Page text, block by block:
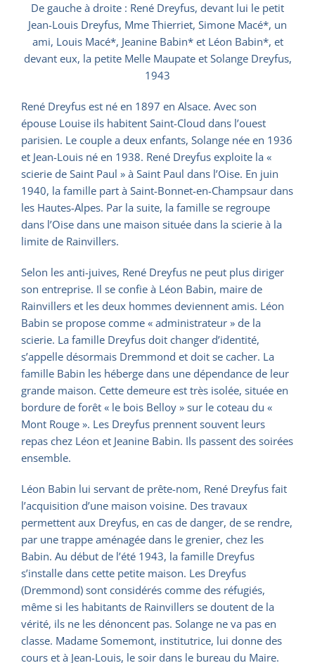
De gauche à droite : René Dreyfus, devant lui le petit
Jean-Louis Dreyfus, Mme Thierriet, Simone Macé*, un
ami, Louis Macé*, Jeanine Babin* et Léon Babin*, et
devant eux, la petite Melle Maupate et Solange Dreyfus,
1943
René Dreyfus est né en 1897 en Alsace. Avec son
épouse Louise ils habitent Saint-Cloud dans l’ouest
parisien. Le couple a deux enfants, Solange née en 1936
et Jean-Louis né en 1938. René Dreyfus exploite la «
scierie de Saint Paul » à Saint Paul dans l’Oise. En juin
1940, la famille part à Saint-Bonnet-en-Champsaur dans
les Hautes-Alpes. Par la suite, la famille se regroupe
dans l’Oise dans une maison située dans la scierie à la
limite de Rainvillers.
Selon les anti-juives, René Dreyfus ne peut plus diriger
son entreprise. Il se confie à Léon Babin, maire de
Rainvillers et les deux hommes deviennent amis. Léon
Babin se propose comme « administrateur » de la
scierie. La famille Dreyfus doit changer d’identité,
s’appelle désormais Dremmond et doit se cacher. La
famille Babin les héberge dans une dépendance de leur
grande maison. Cette demeure est très isolée, située en
bordure de forêt « le bois Belloy » sur le coteau du «
Mont Rouge ». Les Dreyfus prennent souvent leurs
repas chez Léon et Jeanine Babin. Ils passent des soirées
ensemble.
Léon Babin lui servant de prête-nom, René Dreyfus fait
l’acquisition d’une maison voisine. Des travaux
permettent aux Dreyfus, en cas de danger, de se rendre,
par une trappe aménagée dans le grenier, chez les
Babin. Au début de l’été 1943, la famille Dreyfus
s’installe dans cette petite maison. Les Dreyfus
(Dremmond) sont considérés comme des réfugiés,
même si les habitants de Rainvillers se doutent de la
vérité, ils ne les dénoncent pas. Solange ne va pas en
classe. Madame Somemont, institutrice, lui donne des
cours et à Jean-Louis, le soir dans le bureau du Maire.